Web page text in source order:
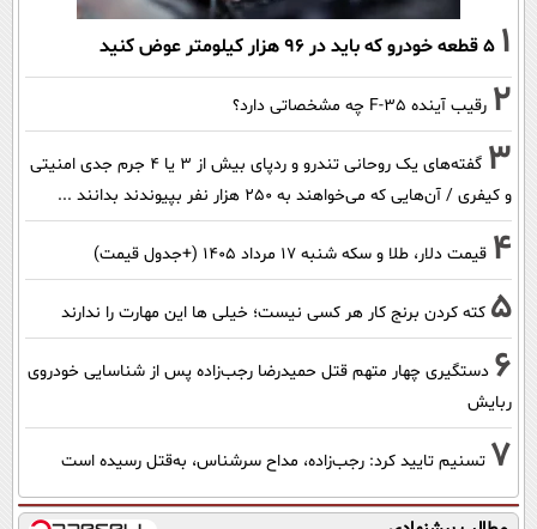
1 ۵ قطعه خودرو که باید در ۹۶ هزار کیلومتر عوض کنید
2 رقیب آینده F-35 چه مشخصاتی دارد؟
3
گفته‌های یک روحانی تندرو و ردپای بیش از ۳ یا ۴ جرم جدی امنیتی
و کیفری / آن‌هایی که می‌خواهند به ۲۵۰ هزار نفر بپیوندند بدانند ...
4 قیمت دلار، طلا و سکه شنبه ۱۷ مرداد ۱۴۰۵ (+جدول قیمت)
5 کته کردن برنج کار هر کسی نیست؛ خیلی ها این مهارت را ندارند
6 دستگیری چهار متهم قتل حمیدرضا رجب‌زاده پس از شناسایی خودروی
ربایش
7 تسنیم تایید کرد: رجب‌زاده، مداح سرشناس، به‌قتل رسیده است